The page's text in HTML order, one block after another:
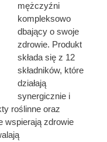
mężczyźni
kompleksowo
dbający o swoje
zdrowie. Produkt
składa się z 12
składników, które
działają
synergicznie i
roślinne oraz
wspierają zdrowie